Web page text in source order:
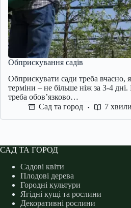
Обприскування садів
Обприскувати сади треба вчасно,
терміни – не більше ніж за 3-4
треба обов’язково…
Сад та город
7
САД ТА ГОРОД
Садові квіти
Плодові дерева
Городні культури
Ягідні кущі та рослини
Декоративні рослини